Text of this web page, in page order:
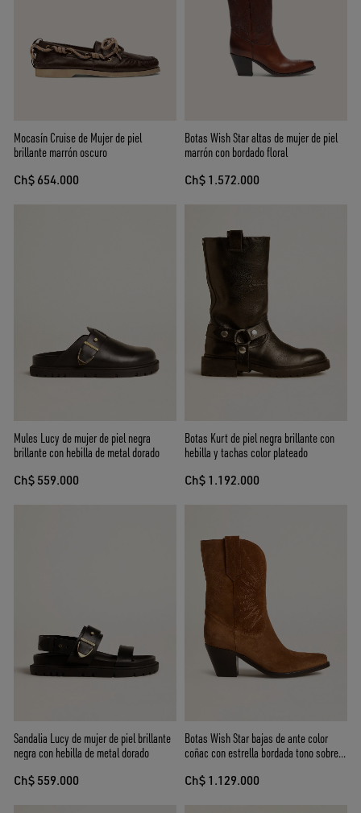
Mocasín Cruise de Mujer de piel
brillante marrón oscuro
Ch$ 654.000
Botas Wish Star altas de mujer de piel
marrón con bordado floral
Ch$ 1.572.000
Mules Lucy de mujer de piel negra
brillante con hebilla de metal dorado
Ch$ 559.000
Botas Kurt de piel negra brillante con
hebilla y tachas color plateado
Ch$ 1.192.000
Sandalia Lucy de mujer de piel brillante
negra con hebilla de metal dorado
Ch$ 559.000
Botas Wish Star bajas de ante color
coñac con estrella bordada tono sobre
Ch$ 1.129.000